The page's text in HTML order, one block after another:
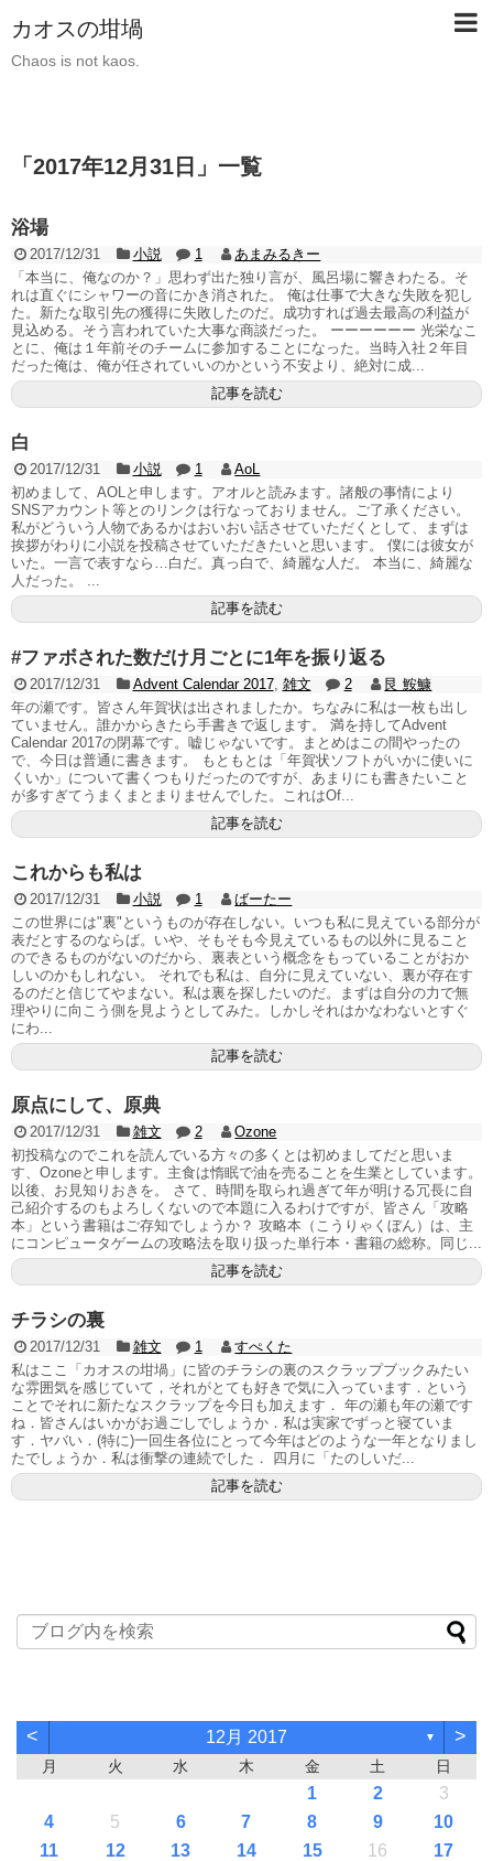
カオスの坩堝
Chaos is not kaos.
「 2017年12月31日 」 一覧
浴場
2017/12/31 小説 1
あまみるきー
「本当に、俺なのか？」思わず出た独り言が、風呂場に響きわたる。そ
れは直ぐにシャワーの音にかき消された。 俺は仕事で大きな失敗を犯し
た。新たな取引先の獲得に失敗したのだ。成功すれば過去最高の利益が
見込める。そう言われていた大事な商談だった。 ーーーーーー 光栄なこ
とに、俺は１年前そのチームに参加することになった。当時入社２年目
だった俺は、俺が任されていいのかという不安より、絶対に成...
記事を読む
白
2017/12/31 小説 1
AoL
初めまして、AOLと申します。アオルと読みます。諸般の事情により
SNSアカウント等とのリンクは行なっておりません。ご了承ください。
私がどういう人物であるかはおいおい話させていただくとして、まずは
挨拶がわりに小説を投稿させていただきたいと思います。 僕には彼女が
いた。一言で表すなら…白だ。真っ白で、綺麗な人だ。 本当に、綺麗な
人だった。 ...
記事を読む
#ファボされた数だけ月ごとに1年を振り返る
2017/12/31 Advent Calendar 2017, 雑文 2
艮 鮟鱇
年の瀬です。皆さん年賀状は出されましたか。ちなみに私は一枚も出し
ていません。誰かからきたら手書きで返します。 満を持してAdvent
Calendar 2017の閉幕です。嘘じゃないです。まとめはこの間やったの
で、今日は普通に書きます。 もともとは「年賀状ソフトがいかに使いに
くいか」について書くつもりだったのですが、あまりにも書きたいこと
が多すぎてうまくまとまりませんでした。これはOf...
記事を読む
これからも私は
2017/12/31 小説 1
ばーたー
この世界には"裏"というものが存在しない。いつも私に見えている部分が
表だとするのならば。いや、そもそも今見えているもの以外に見ること
のできるものがないのだから、裏表という概念をもっていることがおか
しいのかもしれない。 それでも私は、自分に見えていない、裏が存在す
るのだと信じてやまない。私は裏を探したいのだ。まずは自分の力で無
理やりに向こう側を見ようとしてみた。しかしそれはかなわないとすぐ
にわ...
記事を読む
原点にして、原典
2017/12/31 雑文 2
Ozone
初投稿なのでこれを読んでいる方々の多くとは初めましてだと思いま
す、Ozoneと申します。主食は惰眠で油を売ることを生業としています。
以後、お見知りおきを。 さて、時間を取られ過ぎて年が明ける冗長に自
己紹介するのもよろしくないので本題に入るわけですが、皆さん「攻略
本」という書籍はご存知でしょうか？ 攻略本（こうりゃくぼん）は、主
にコンピュータゲームの攻略法を取り扱った単行本・書籍の総称。同じ...
記事を読む
チラシの裏
2017/12/31 雑文 1
すぺくた
私はここ「カオスの坩堝」に皆のチラシの裏のスクラップブックみたい
な雰囲気を感じていて，それがとても好きで気に入っています．という
ことでそれに新たなスクラップを今日も加えます． 年の瀬も年の瀬です
ね．皆さんはいかがお過ごしでしょうか．私は実家でずっと寝ていま
す．ヤバい．(特に)一回生各位にとって今年はどのような一年となりまし
たでしょうか．私は衝撃の連続でした． 四月に「たのしいだ...
記事を読む
< 12月 2017 ▼ >
月 火 水 木 金 土 日
1 2
3
4
5 6 7 8 9
10
11
12 13 14 15 16
17